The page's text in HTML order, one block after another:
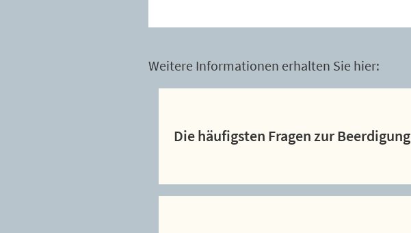
Weitere Informationen erhalten Sie hier:
Die häufigsten Fragen zur Beerdigung